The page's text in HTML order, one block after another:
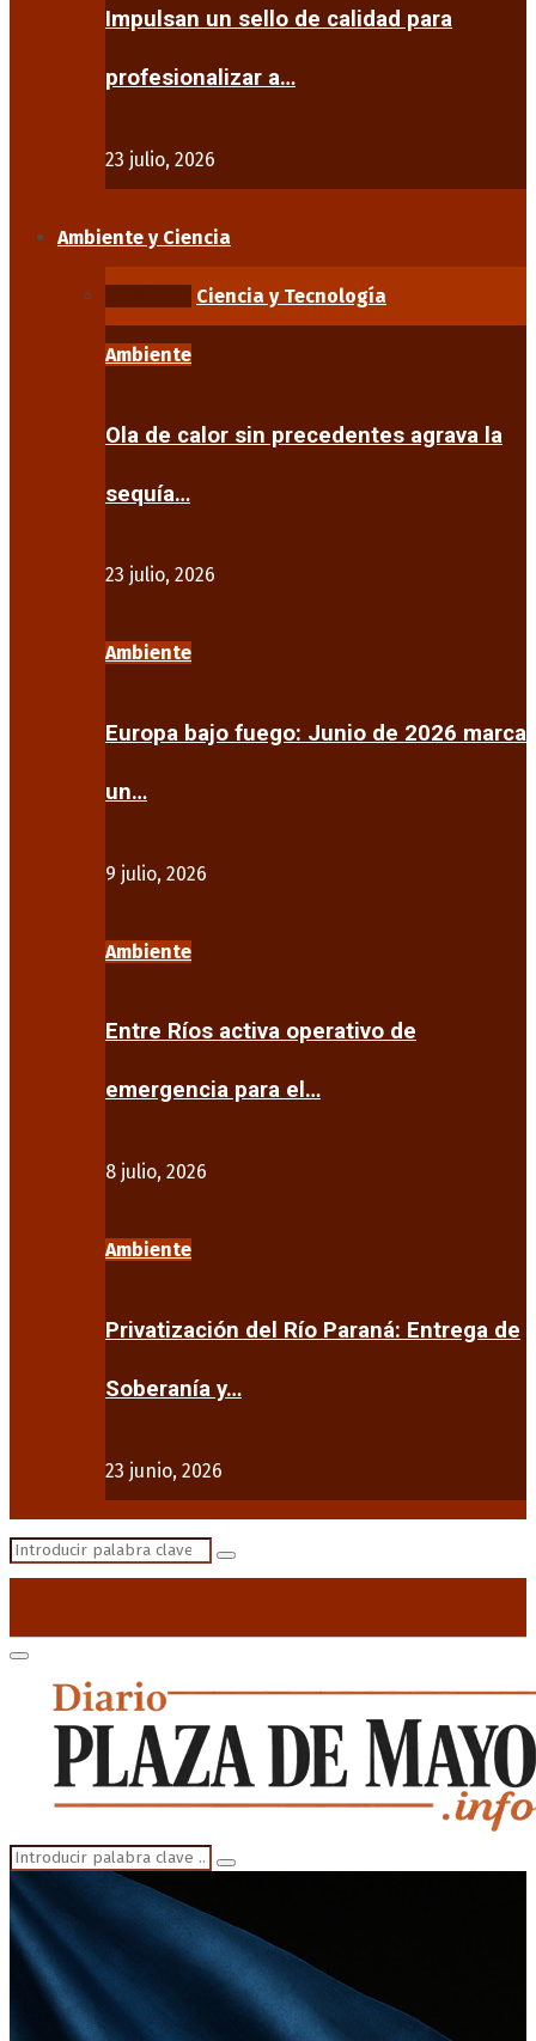
Impulsan un sello de calidad para
profesionalizar a…
23 julio, 2026
Ambiente y Ciencia
Ciencia y Tecnología
Ambiente
Ola de calor sin precedentes agrava la
sequía…
23 julio, 2026
Ambiente
Europa bajo fuego: Junio de 2026 marca
un…
9 julio, 2026
Ambiente
Entre Ríos activa operativo de
emergencia para el…
8 julio, 2026
Ambiente
Privatización del Río Paraná: Entrega de
Soberanía y…
23 junio, 2026
Search
Search
Primary
Menu
Search
for:
Search